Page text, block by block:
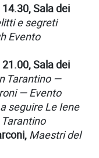
Sala dei
e segreti
Evento
Sala dei
Tarantino —
—Evento
seguire Le Iene
Maestri del